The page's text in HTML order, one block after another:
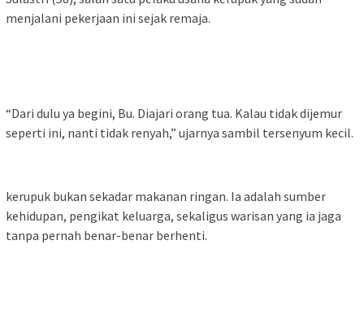
menjalani pekerjaan ini sejak remaja.
“Dari dulu ya begini, Bu. Diajari orang tua. Kalau tidak dijemur
seperti ini, nanti tidak renyah,” ujarnya sambil tersenyum kecil.
kerupuk bukan sekadar makanan ringan. Ia adalah sumber
kehidupan, pengikat keluarga, sekaligus warisan yang ia jaga
tanpa pernah benar-benar berhenti.